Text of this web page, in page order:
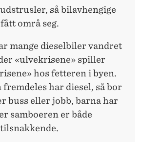
så bilavhengige
områ seg.
mange dieselbiler vandret
«ulvekrisene» spiller
hos fetteren i byen.
har diesel, så bor
buss eller jobb, barna har
samboeren er både